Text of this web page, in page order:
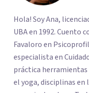
Hola! Soy Ana,
UBA en 1992. Cuento
Favaloro en
especialista en
práctica
el yoga, disciplinas en